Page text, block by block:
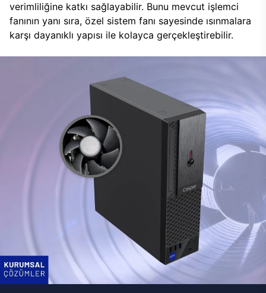
verimliliğine katkı sağlayabilir. Bunu mevcut işlemci
fanının yanı sıra, özel sistem fanı sayesinde ısınmalara
karşı dayanıklı yapısı ile kolayca gerçekleştirebilir.